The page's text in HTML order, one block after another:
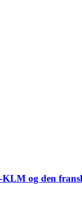
og den